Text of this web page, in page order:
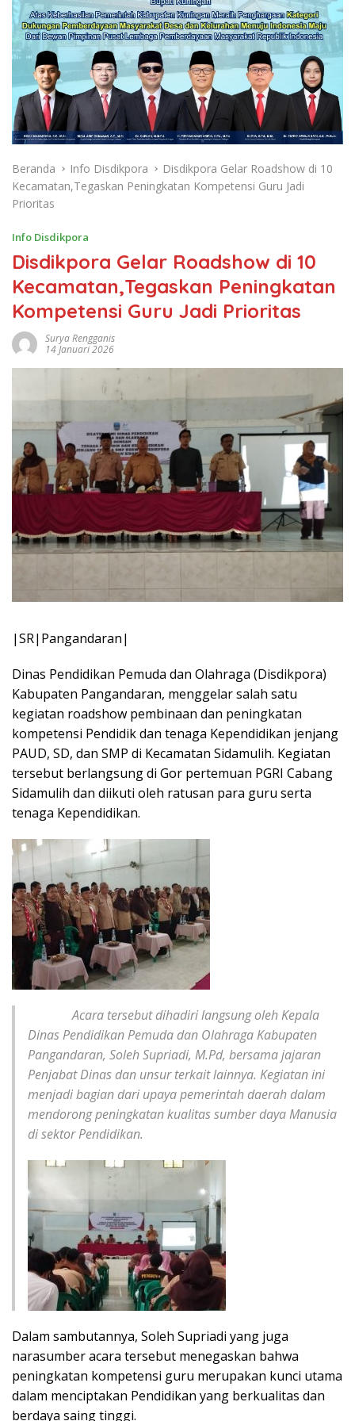
Beranda Info Disdikpora
Disdikpora Gelar Roadshow di 10
Kecamatan,Tegaskan Peningkatan Kompetensi Guru Jadi
Prioritas
Info Disdikpora
Disdikpora Gelar Roadshow di 10
Kecamatan,Tegaskan Peningkatan
Kompetensi Guru Jadi Prioritas
Surya Rengganis
14 Januari 2026
|SR|Pangandaran|
Dinas Pendidikan Pemuda dan Olahraga (Disdikpora)
Kabupaten Pangandaran, menggelar salah satu
kegiatan roadshow pembinaan dan peningkatan
kompetensi Pendidik dan tenaga Kependidikan jenjang
PAUD, SD, dan SMP di Kecamatan Sidamulih. Kegiatan
tersebut berlangsung di Gor pertemuan PGRI Cabang
Sidamulih dan diikuti oleh ratusan para guru serta
tenaga Kependidikan.
Acara tersebut dihadiri langsung oleh Kepala
Dinas Pendidikan Pemuda dan Olahraga Kabupaten
Pangandaran, Soleh Supriadi, M.Pd, bersama jajaran
Penjabat Dinas dan unsur terkait lainnya. Kegiatan ini
menjadi bagian dari upaya pemerintah daerah dalam
mendorong peningkatan kualitas sumber daya Manusia
di sektor Pendidikan.
Dalam sambutannya, Soleh Supriadi yang juga
narasumber acara tersebut menegaskan bahwa
peningkatan kompetensi guru merupakan kunci utama
dalam menciptakan Pendidikan yang berkualitas dan
berdaya saing tinggi.